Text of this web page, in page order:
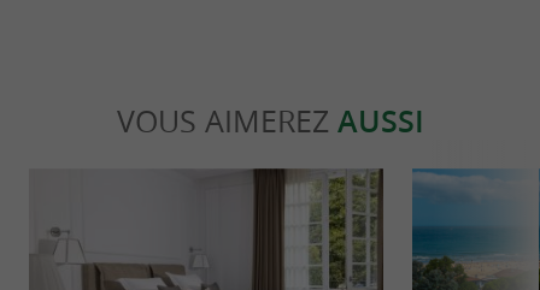
VOUS AIMEREZ AUSSI